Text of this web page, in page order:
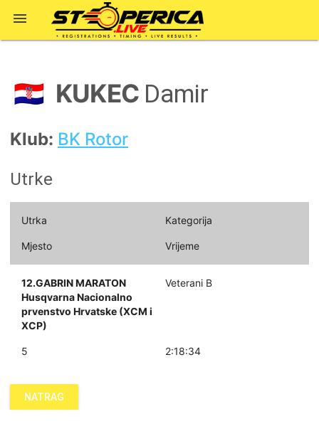

🇭🇷 KUKEC Damir
Klub: BK Rotor
Utrke
Utrka Kategorija
Mjesto Vrijeme
12.GABRIN MARATON
Husqvarna Nacionalno
prvenstvo Hrvatske (XCM i
XCP)
Veterani B
5 2:18:34
NATRAG